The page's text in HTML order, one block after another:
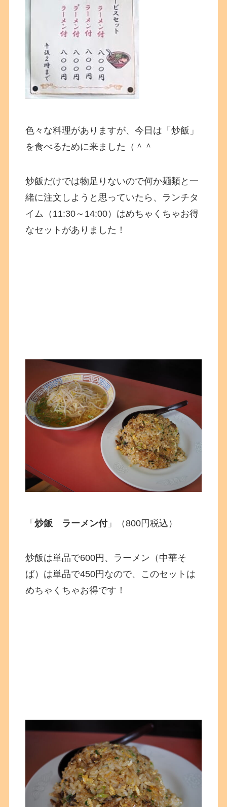
色々な料理がありますが、今日は「炒飯」
を食べるために来ました（＾＾
炒飯だけでは物足りないので何か麺類と一
緒に注文しようと思っていたら、ランチタ
イム（11:30～14:00）はめちゃくちゃお得
なセットがありました！
「炒飯 ラーメン付」（800円税込）
炒飯は単品で600円、ラーメン（中華そ
ば）は単品で450円なので、このセットは
めちゃくちゃお得です！